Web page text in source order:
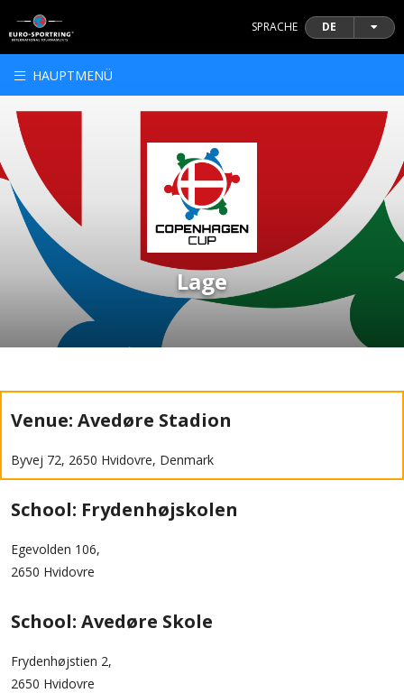
SPRACHE DE
HAUPTMENÜ
Lage
Venue: Avedøre Stadion
Byvej 72, 2650 Hvidovre, Denmark
School: Frydenhøjskolen
Egevolden 106,
2650 Hvidovre
School: Avedøre Skole
Frydenhøjstien 2,
2650 Hvidovre